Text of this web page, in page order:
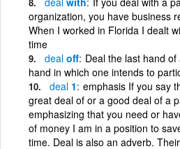
organization, you have business
When I worked in Florida I dealt
time
deal off Deal the last hand
hand in which one intends to
deal 1 emphasis If you say
great deal of or a good deal of a
emphasizing that you need or
of money I am in a position to
time. Deal is also an adverb.